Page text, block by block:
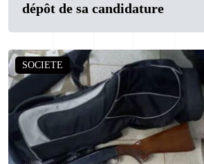
dépôt de sa candidature
SOCIETE